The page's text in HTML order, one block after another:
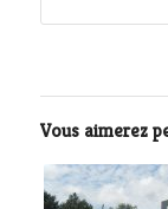
Vous aimerez